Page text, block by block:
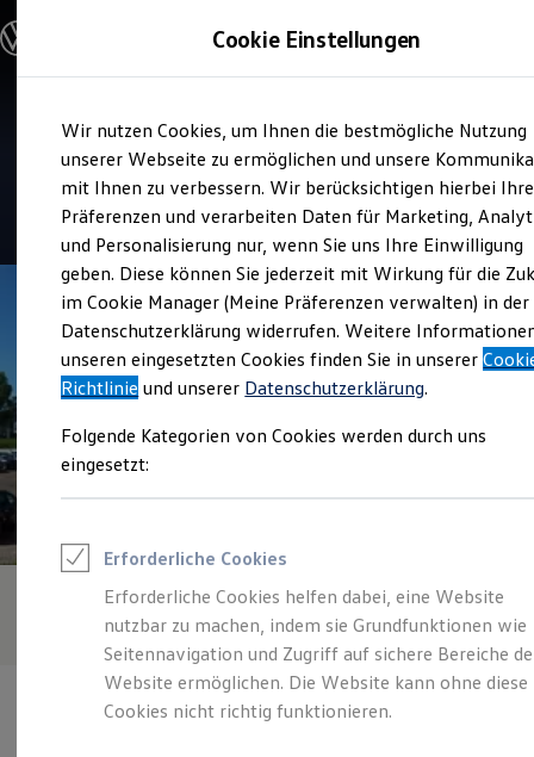
Hauptinhalt
springen
Footer
springen
Modelle & Konfigurator
Nutzfahrzeugkategorien entdecken
Modelle konfigurieren
Vorgängermodelle und Oldtimer
Vorgängermodelle
Oldtimer
Bulli Historie
Branchenlösungen & Gewerbekunden
Umbaulösungen und Hersteller finden
Auf- und Umbauten entdecken & konfigurieren
Groß- und Sonderkunden
Großkunden
Kommunen & Behörden
Journalisten
Sportvereine
Branchenlösungen
Gewerbliche Personenbeförderung
Service & mobile Werkstätten
Menschen mit Behinderung
Rettungsdienste
ONE Business ID Vorteile
Fahrzeugsuche & Marktplatz
Fahrzeugsuche
Fahrzeuge online kaufen
Digitaler Marktplatz
Kauf & Finanzierung
Online-Fahrzeugbewertung
Service
Auto Thomas
4.5| 20 Bewertungen
Cookie Einstellungen
Wir nutzen Cookies, um Ihnen die bestmögliche Nutzung
unserer Webseite zu ermöglichen und unsere
mit Ihnen zu verbessern. Wir berücksichtigen hierbei Ihre
Präferenzen und verarbeiten Daten für Marketing,
und Personalisierung nur, wenn Sie uns Ihre Einwilligung
geben. Diese können Sie jederzeit mit Wirkung für die
im Cookie Manager (Meine Präferenzen verwalten) in der
Datenschutzerklärung widerrufen. Weitere
unseren eingesetzten Cookies finden Sie in unserer
Richtlinie und unserer Datenschutzerklärung.
Folgende Kategorien von Cookies werden durch uns
eingesetzt:
Erforderliche Cookies
Erforderliche Cookies helfen dabei, eine Website
nutzbar zu machen, indem sie Grundfunktionen wie
Seitennavigation und Zugriff auf sichere Bereiche
Website ermöglichen. Die Website kann ohne diese
Cookies nicht richtig funktionieren.